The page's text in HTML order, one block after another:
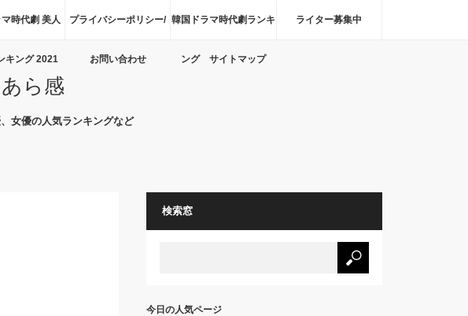
時代劇 美人
キング 2021
プライバシーポリシー/
お問い合わせ
韓国ドラマ時代劇ランキ
ング サイトマップ
ライター募集中
ら感
女優の人気ランキングなど
検索窓
今日の人気ページ